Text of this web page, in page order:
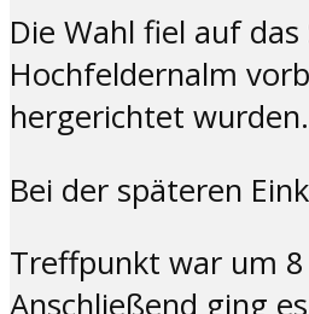
Die Wahl fiel auf
Hochfeldernalm
hergerichtet wurden.
Bei der späteren
Treffpunkt war um
Anschließend ging